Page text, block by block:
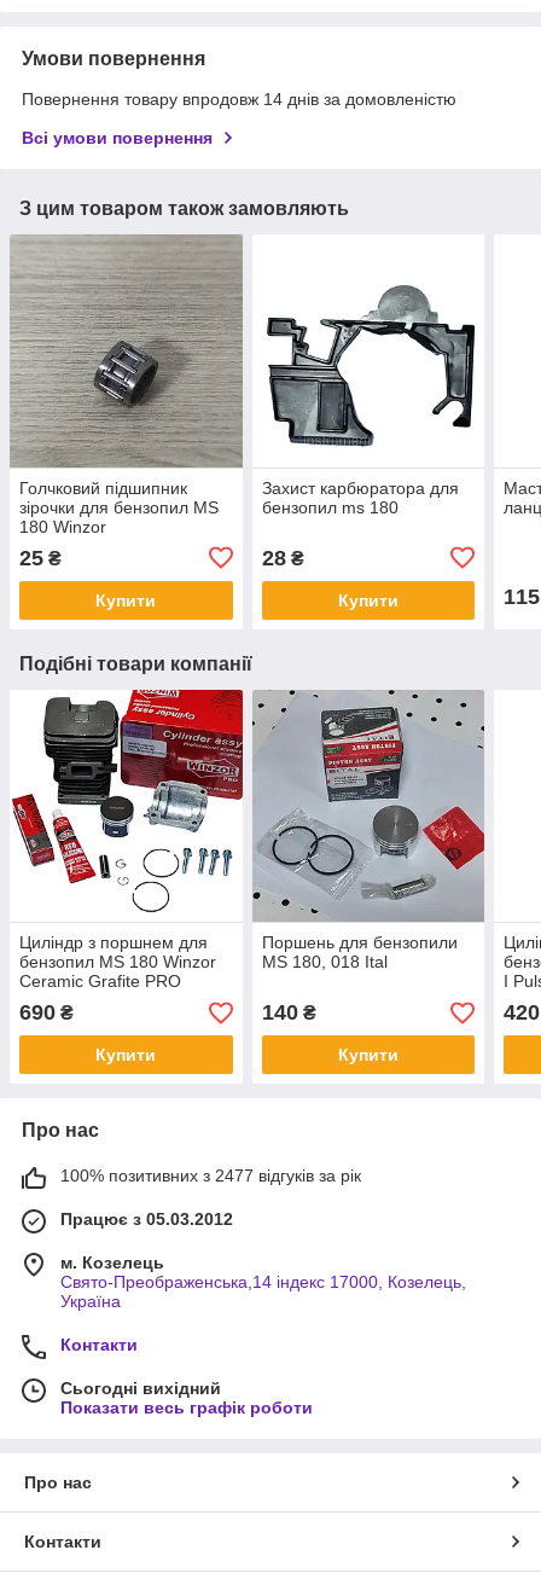
Умови повернення
Повернення товару впродовж 14 днів за домовленістю
Всі умови повернення
З цим товаром також замовляють
Голчковий підшипник
зірочки для бензопил MS
180 Winzor
25 ₴
Купити
Захист карбюратора для
бензопил ms 180
28₴
Купити 115
Подібні товари компанії
Циліндр з поршнем для
бензопил MS 180 Winzor
Ceramic Grafite PRO
SERIA
690 ₴
Купити
Поршень для бензопили
MS 180, 018 Ital
140₴
Купити
I
420
Про нас
100% позитивних з 2477 відгуків за рік
Працює з 05.03.2012
м. Козелець
Свято-Преображенська,14 індекс 17000, Козелець,
Україна
Контакти
Сьогодні вихідний
Показати весь графік роботи
Про нас
Контакти